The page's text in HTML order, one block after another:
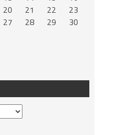
20 21 22
23
27 28 29
30